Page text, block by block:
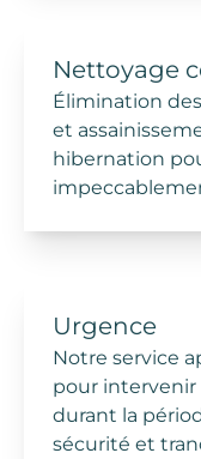
Nettoyage
Élimination
et
hibernation
Urgence
Notre service
pour
durant la
sécurité et